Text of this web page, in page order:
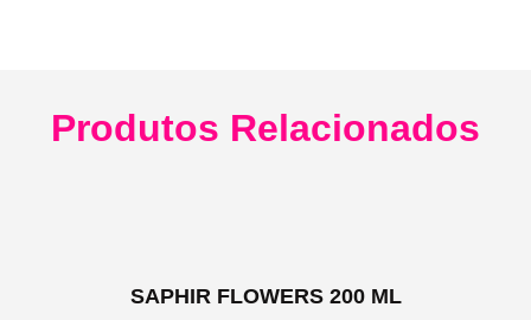
Produtos Relacionados
SAPHIR FLOWERS 200 ML